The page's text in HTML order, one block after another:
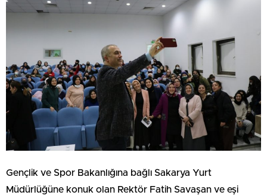
Gençlik ve Spor Bakanlığına bağlı Sakarya Yurt
Müdürlüğüne konuk olan Rektör Fatih Savaşan ve eşi